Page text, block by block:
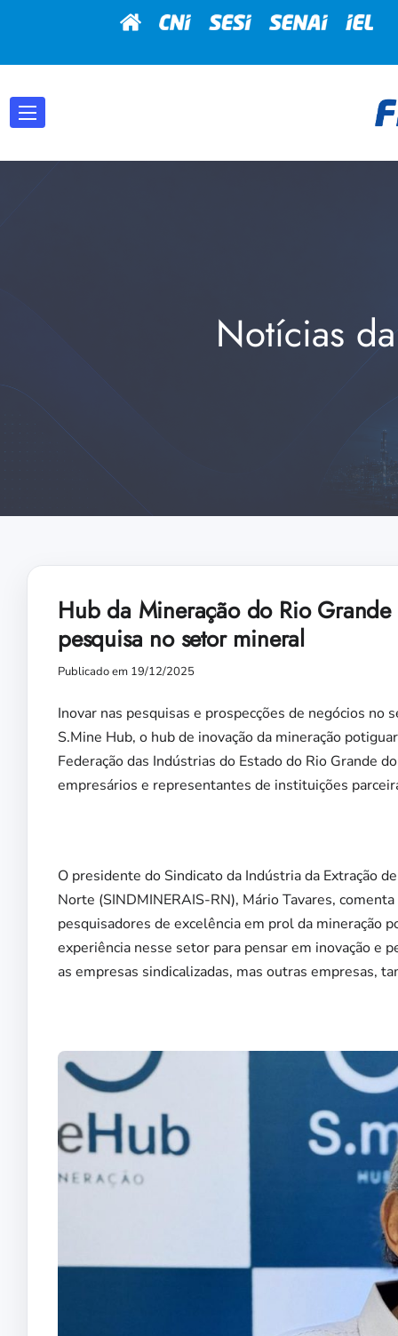
Notícias
Hub da Mineração do Rio
pesquisa no setor mineral
Publicado em 19/12/2025
Inovar nas pesquisas e prospecções de negócios
S.Mine Hub, o hub de inovação da mineração
Federação das Indústrias do Estado do Rio Grande
empresários e representantes de instituições
O presidente do Sindicato da Indústria da Extração
Norte (SINDMINERAIS-RN), Mário Tavares,
pesquisadores de excelência em prol da mineração
experiência nesse setor para pensar em inovação e
as empresas sindicalizadas, mas outras empresas,